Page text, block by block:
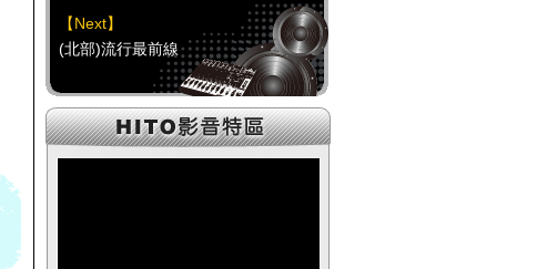
【Next】
(北部)流行最前線
【HitFm正在進行】
(聯播)